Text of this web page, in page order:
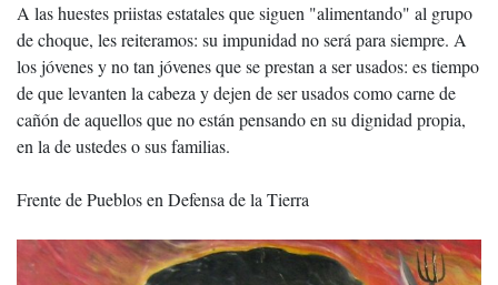
A las huestes priistas estatales que siguen "alimentando" al grupo
de choque, les reiteramos: su impunidad no será para siempre. A
los jóvenes y no tan jóvenes que se prestan a ser usados: es tiempo
de que levanten la cabeza y dejen de ser usados como carne de
cañón de aquellos que no están pensando en su dignidad propia,
en la de ustedes o sus familias.
Frente de Pueblos en Defensa de la Tierra